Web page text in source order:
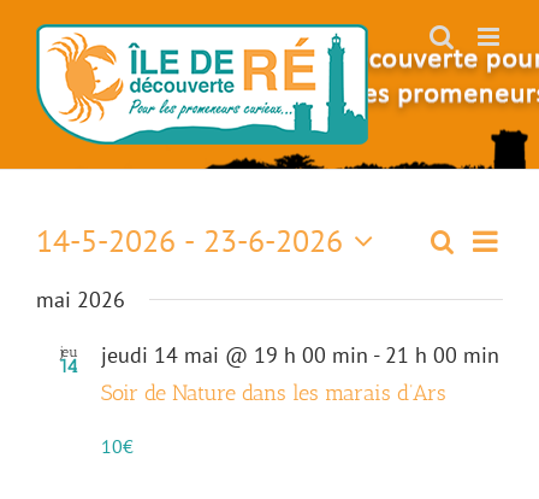
et
de
Recherche
Liste
14-5-2026 - 23-6-2026
une
date.
mai 2026
jeu
14 jeudi 14 mai @ 19 h 00 min - 21 h 00 min
Soir de Nature dans les marais d’Ars
10€